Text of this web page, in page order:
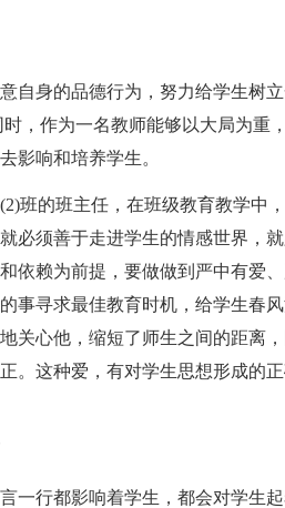
身的品德行为，努力给学生树立
，作为一名教师能够以大局为重
影响和培养学生。
的班主任，在班级教育教学中，
必须善于走进学生的情感世界，
依赖为前提，要做做到严中有爱
事寻求最佳教育时机，给学生春
关心他，缩短了师生之间的距离
。这种爱，有对学生思想形成的
行都影响着学生，都会对学生起